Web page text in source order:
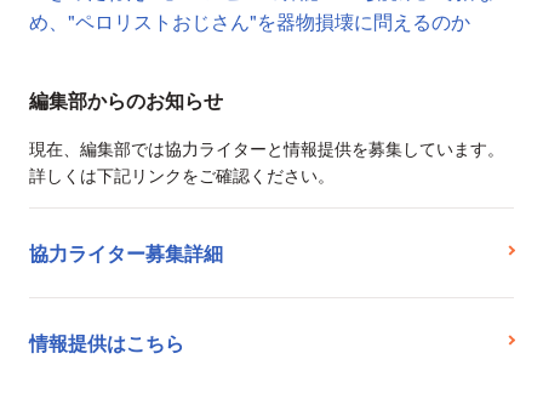
め、"ペロリストおじさん"を器物損壊に問えるのか
編集部からのお知らせ
現在、編集部では協力ライターと情報提供を募集しています。
詳しくは下記リンクをご確認ください。
協力ライター募集詳細
情報提供はこちら